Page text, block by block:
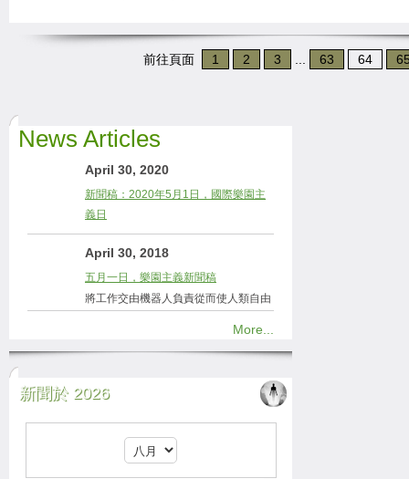
前往頁面 1 2 3 63 64
News Articles
April 30, 2020
新聞稿：2020年5月1日，國際樂園主
義日
April 30, 2018
五月一日，樂園主義新聞稿
將工作交由機器人負責從而使人類自由
More...
新聞於 2026